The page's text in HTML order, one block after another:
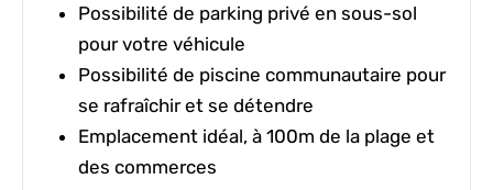
Possibilité de parking privé en sous-sol
pour votre véhicule
Possibilité de piscine communautaire pour
se rafraîchir et se détendre
Emplacement idéal, à 100m de la plage et
des commerces